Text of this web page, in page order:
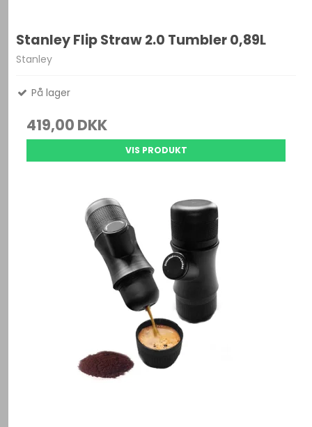
Stanley Flip Straw 2.0 Tumbler 0,89L
Stanley
På lager
419,00 DKK
VIS PRODUKT